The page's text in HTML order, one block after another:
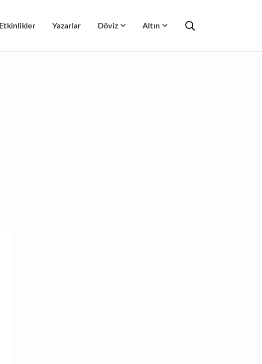
Etkinlikler Yazarlar Döviz Altın